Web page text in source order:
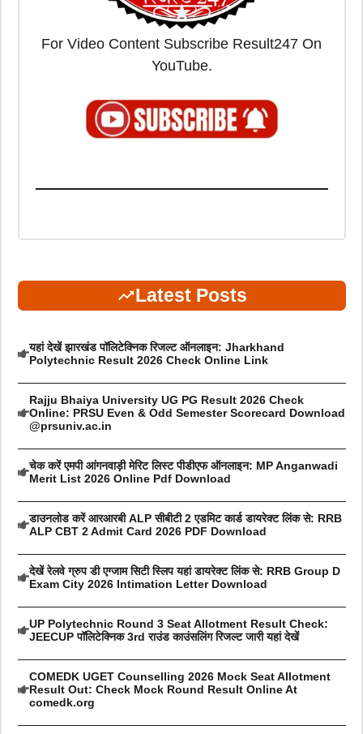
For Video Content Subscribe Result247 On
YouTube.
Latest Posts
यहां देखें झारखंड पॉलिटेक्निक रिजल्ट ऑनलाइन: Jharkhand
Polytechnic Result 2026 Check Online Link
Rajju Bhaiya University UG PG Result 2026 Check
Online: PRSU Even & Odd Semester Scorecard Download
@prsuniv.ac.in
चेक करें एमपी आंगनवाड़ी मेरिट लिस्ट पीडीएफ ऑनलाइन: MP Anganwadi
Merit List 2026 Online Pdf Download
डाउनलोड करें आरआरबी ALP सीबीटी 2 एडमिट कार्ड डायरेक्ट लिंक से: RRB
ALP CBT 2 Admit Card 2026 PDF Download
देखें रेलवे ग्रुप डी एग्जाम सिटी स्लिप यहां डायरेक्ट लिंक से: RRB Group D
Exam City 2026 Intimation Letter Download
UP Polytechnic Round 3 Seat Allotment Result Check:
JEECUP पॉलिटेक्निक 3rd राउंड काउंसलिंग रिजल्ट जारी यहां देखें
COMEDK UGET Counselling 2026 Mock Seat Allotment
Result Out: Check Mock Round Result Online At
comedk.org